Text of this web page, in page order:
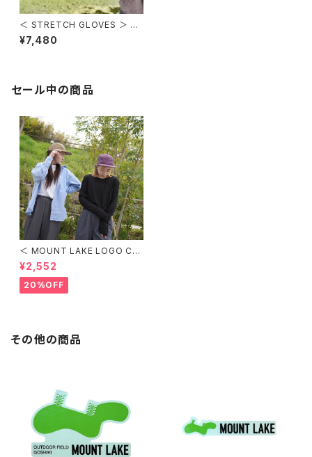
＜ STRETCH GLOVES ＞ ス
トレッチグローブ
¥7,480
セール中の商品
＜ MOUNT LAKE LOGO CA
MP CAP ＞ MOUNT LAKE
ロゴキャンプキャップ
¥2,552
20%OFF
その他の商品